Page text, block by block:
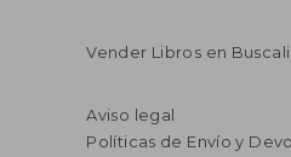
Vender Libros en
Aviso legal
Políticas de Envío y